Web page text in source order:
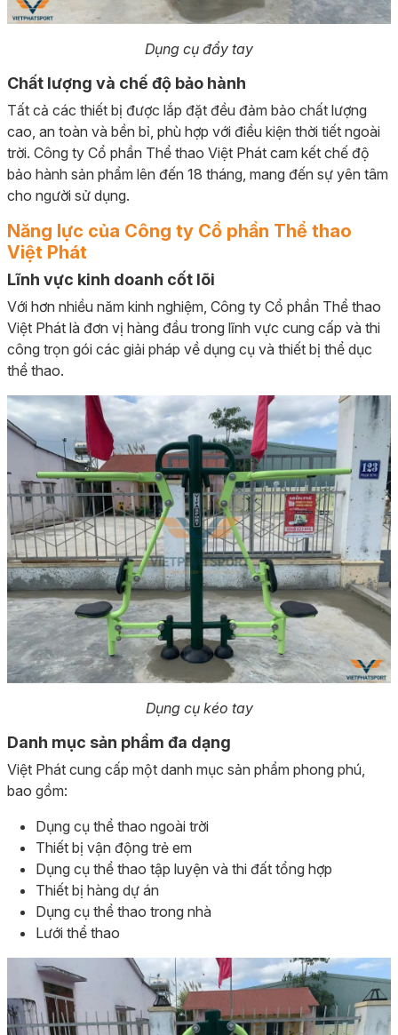
Dụng cụ đẩy tay
Chất lượng và chế độ bảo hành
Tất cả các thiết bị được lắp đặt đều đảm bảo chất lượng
cao, an toàn và bền bỉ, phù hợp với điều kiện thời tiết ngoài
trời. Công ty Cổ phần Thể thao Việt Phát cam kết chế độ
bảo hành sản phẩm lên đến 18 tháng, mang đến sự yên tâm
cho người sử dụng.
Năng lực của Công ty Cổ phần Thể thao
Việt Phát
Lĩnh vực kinh doanh cốt lõi
Với hơn nhiều năm kinh nghiệm, Công ty Cổ phần Thể thao
Việt Phát là đơn vị hàng đầu trong lĩnh vực cung cấp và thi
công trọn gói các giải pháp về dụng cụ và thiết bị thể dục
thể thao.
Dụng cụ kéo tay
Danh mục sản phẩm đa dạng
Việt Phát cung cấp một danh mục sản phẩm phong phú,
bao gồm:
Dụng cụ thể thao ngoài trời
Thiết bị vận động trẻ em
Dụng cụ thể thao tập luyện và thi đất tổng hợp
Thiết bị hàng dự án
Dụng cụ thể thao trong nhà
Lưới thể thao